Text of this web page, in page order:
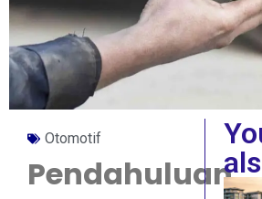
Otomotif
Pendahuluan